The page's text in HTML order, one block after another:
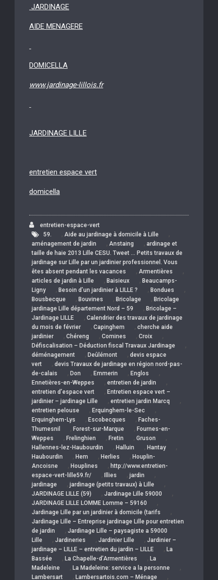
JARDINAGE
AIDE MENAGERE
DOMICELLA
www.jardinage-lillois.fr
JARDINAGE LILLE
entretien espace vert
domicella
entretien-espace-vert
59.
, Aide au jardinage à domicile à Lille ,
aménagement de jardin , Anstaing , ardinage et
taille de haie 2013 Lille CESU. Tweet … Petits travaux de
jardinage sur Lille par un jardinier professionnel. Vous
êtes absent pendant les vacances
, Armentières ,
articles de jardin à Lille , Baisieux , Beaucamps-
Ligny
, Besoin d’un jardinier à LILLE ? , Bondues ,
Bousbecque , Bouvines , Bricolage , Bricolage
jardinage Lille département Nord – 59
, Bricolage –
Jardinage LILLE
, Calendrier des travaux de jardinage
du mois de février
, Capinghem , cherche aide
jardinier
, Chéreng , Comines , Croix ,
Défiscalisation – Déduction fiscal Travaux Jardinage ,
déménagement , Deûlémont , devis espace
vert
, devis Travaux de jardinage en région nord-pas-
de-calais
, Don , Emmerin , Englos ,
Ennetières-en-Weppes , entretien de jardin ,
entretien d’espace vert , Entretien espace vert –
jardinier – jardinage Lille
, entretien jardin Marcq ,
entretien pelouse , Erquinghem-le-Sec ,
Erquinghem-Lys , Escobecques , Faches-
Thumesnil
, Forest-sur-Marque , Fournes-en-
Weppes
, Frelinghien , Fretin , Gruson ,
Hallennes-lez-Haubourdin , Halluin , Hantay ,
Haubourdin , Hem , Herlies , Houplin-
Ancoisne
, Houplines , http://www.entretien-
espace-vert-lille59.fr/
, Illies , jardin ,
jardinage , jardinage (petits travaux) à Lille ,
JARDINAGE LILLE (59) , Jardinage Lille 59000 ,
JARDINAGE LILLE LOMME Lomme – 59160 ,
Jardinage Lille par un jardinier à domicile (tarifs ,
Jardinage Lille – Entreprise jardinage Lille pour entretien
de jardin
, Jardinage Lille – paysagiste a 59000
Lille
, Jardineries , Jardinier Lille , Jardinier –
jardinage – LILLE – entretien du jardin – LILLE
, La
Bassée
, La Chapelle-d’Armentières , La
Madeleine
, La Madeleine: service a la personne ,
Lambersart , Lambersartois.com – Ménage ,